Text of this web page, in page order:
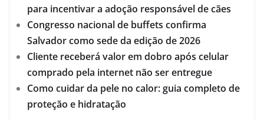
para incentivar a adoção responsável de cães
Congresso nacional de buffets confirma
Salvador como sede da edição de 2026
Cliente receberá valor em dobro após celular
comprado pela internet não ser entregue
Como cuidar da pele no calor: guia completo de
proteção e hidratação